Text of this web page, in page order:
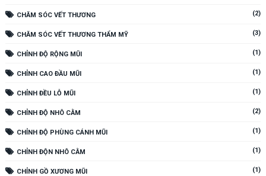
CHĂM SÓC VẾT THƯƠNG (2)
CHĂM SÓC VẾT THƯƠNG THẨM MỸ (3)
CHỈNH ĐỘ RỘNG MŨI (1)
CHỈNH CAO ĐẦU MŨI (1)
CHỈNH ĐỀU LỖ MŨI (1)
CHỈNH ĐỘ NHÔ CẰM (2)
CHỈNH ĐỘ PHÙNG CÁNH MŨI (1)
CHỈNH ĐỘN NHÔ CẰM (1)
CHỈNH GỒ XƯƠNG MŨI (1)